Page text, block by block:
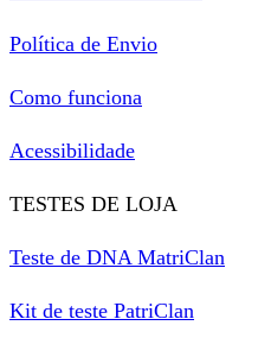
Política de Envio
Como funciona
Acessibilidade
TESTES DE LOJA
Teste de DNA MatriClan
Kit de teste PatriClan